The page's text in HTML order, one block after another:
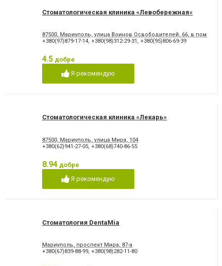
Стоматологическая клиника «Левобережная»
87500, Мариуполь, улица Воинов Освободителей, 66, в
+380(97)879-17-14, +380(98)312-29-31 , +380(95)806-69-39
4.5 добре
Я рекомендую
Стоматологическая клиника «Лекарь»
87500, Мариуполь, улица Мира, 104
+380(62)941-27-05, +380(68)740-86-55
8.94 добре
Я рекомендую
Стоматология DentaMia
Мариуполь, проспект Мира, 87-а
+380(67)839-88-99, +380(98)282-11-80